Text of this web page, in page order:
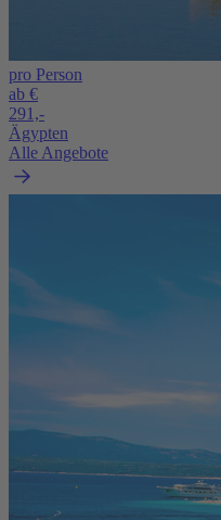
pro Person
ab €
291,-
Ägypten
Alle Angebote